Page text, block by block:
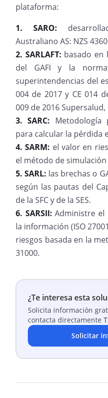
plataforma:
1. SARO:
Australiano AS: NZS
2. SARLAFT: basado en
del GAFI y la
superintendencias del
004 de 2017 y CE 014
009 de 2016
3. SARC: Metodología
para calcular la pérdida
4. SARM: el valor en
el método de
5. SARL: las brechas o
según las pautas del
de la SFC y de la SES.
6. SARSII: Administre el
la información (ISO
riesgos basada en la
31000.
¿Te interesa esta
Solicita información
contacta directamente
Solicitar